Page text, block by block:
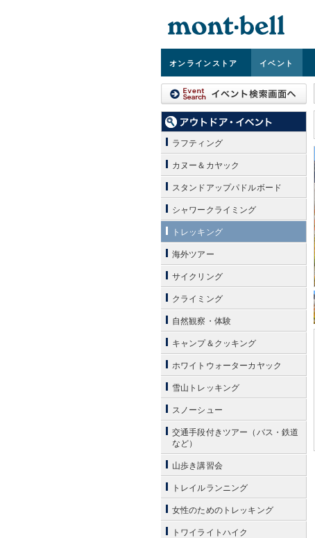
オンラインストア イベント
ラフティング
カヌー＆カヤック
スタンドアップパドルボード
シャワークライミング
トレッキング
海外ツアー
サイクリング
クライミング
自然観察・体験
キャンプ＆クッキング
ホワイトウォーターカヤック
雪山トレッキング
スノーシュー
交通手段付きツアー（バス・鉄道
など）
山歩き講習会
トレイルランニング
女性のためのトレッキング
トワイライトハイク